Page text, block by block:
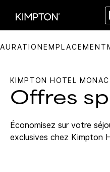
EMPLACEMENT
KIMPTON HOTEL
Offres
Économisez sur votre
exclusives chez Kimpton